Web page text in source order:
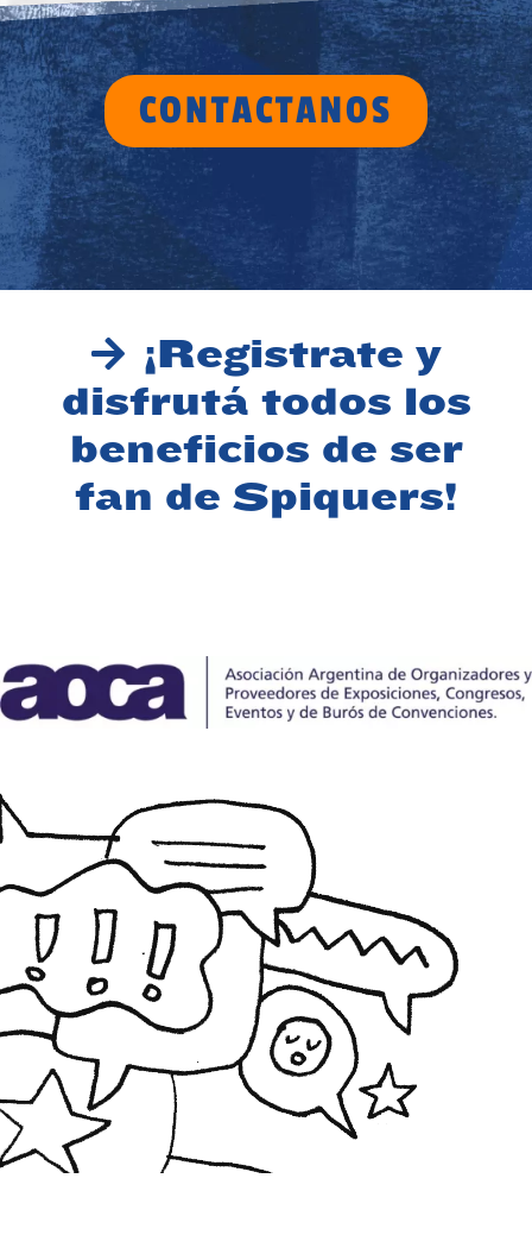
CONTACTANOS
¡Registrate y
disfrutá todos los
beneficios de ser
fan de Spiquers!